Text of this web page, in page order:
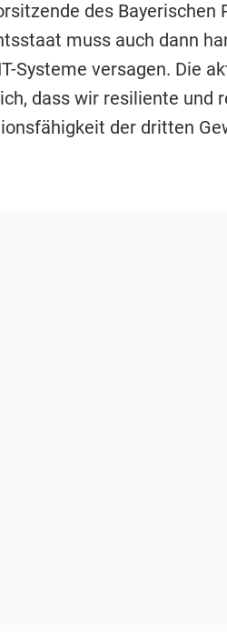
des Bayerischen
muss auch dann
Systeme versagen. Die
dass wir resiliente und
der dritten